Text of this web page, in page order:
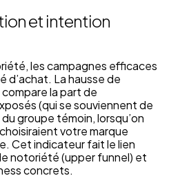
et intention
les campagnes efficaces
d’achat. La hausse de
la part de
(qui se souviennent de
groupe témoin, lorsqu’on
votre marque
Cet indicateur fait le lien
notoriété (upper funnel) et
concrets.